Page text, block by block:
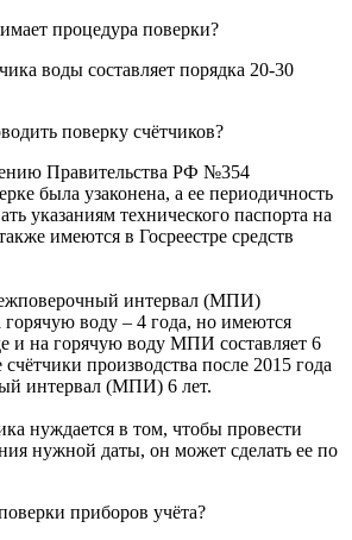
процедура поверки?
воды составляет порядка 20-30
поверку счётчиков?
Правительства РФ №354
была узаконена, а ее периодичность
указаниям технического паспорта на
имеются в Госреестре средств
интервал (МПИ)
горячую воду – 4 года, но имеются
и на горячую воду МПИ составляет 6
производства после 2015 года
интервал (МПИ) 6 лет.
нуждается в том, чтобы провести
нужной даты, он может сделать ее по
приборов учёта?